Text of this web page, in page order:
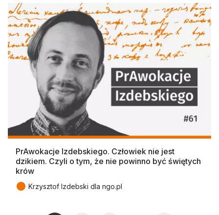
PrAwokacje Izdebskiego. Człowiek nie jest
dzikiem. Czyli o tym, że nie powinno być świętych
krów
● Krzysztof Izdebski dla ngo.pl